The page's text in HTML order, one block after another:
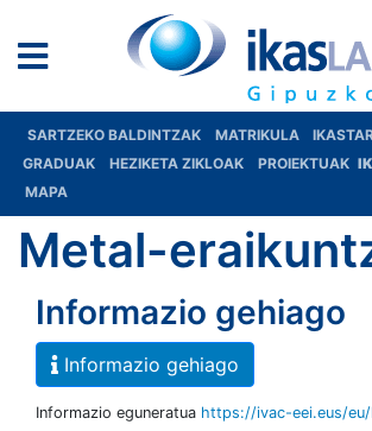
SARTZEKO BALDINTZAK MATRIKULA
GRADUAK
HEZIKETA ZIKLOAK PROIEKTUAK
MAPA
Metal-
Informazio gehiago
Informazio gehiago
Informazio eguneratua https://ivac-eei.eus/